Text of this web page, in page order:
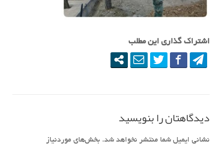
اشتراک گذاری این مطلب
دیدگاهتان را بنویسید
نشانی ایمیل شما منتشر نخواهد شد. بخش‌های موردنیاز